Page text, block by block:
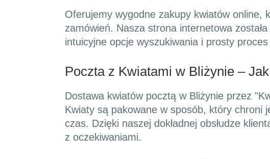
Oferujemy wygodne zakupy kwiatów online,
zamówień. Nasza strona internetowa
intuicyjne opcje wyszukiwania i prosty
Poczta z Kwiatami w Bliżynie – Jak
Dostawa kwiatów pocztą w Bliżynie przez
Kwiaty są pakowane w sposób, który chroni
czas. Dzięki naszej dokładnej obsłudze
z oczekiwaniami.